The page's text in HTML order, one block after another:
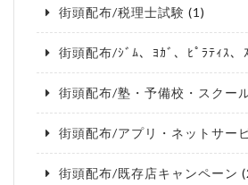
街頭配布/税理士試験 (1)
街頭配布/ｼﾞﾑ、ﾖｶﾞ、ﾋﾟﾗﾃｨｽ、
街頭配布/塾・予備校・スクー
街頭配布/アプリ・ネットサー
街頭配布/既存店キャンペーン